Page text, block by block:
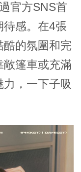
官方SNS首
待感。在4張
的氛圍和完
敞篷車或充滿
，一下子吸